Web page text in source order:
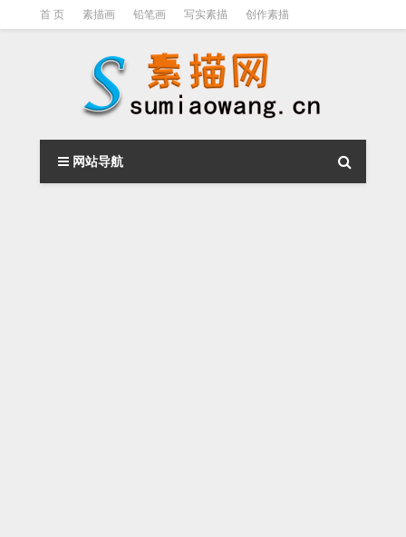
首 页 素描画 铅笔画 写实素描 创作素描
素描视频教程
网站导航